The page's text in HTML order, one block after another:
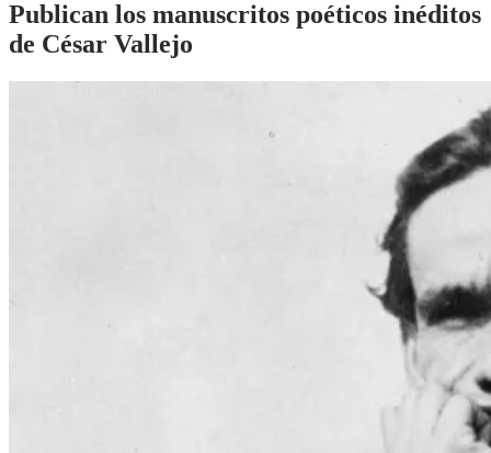
Publican los manuscritos poéticos inéditos
de César Vallejo